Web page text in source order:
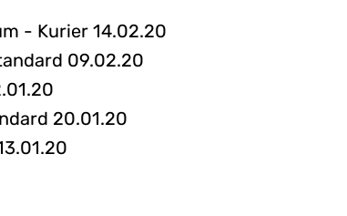
- Kurier 14.02.20
09.02.20
20.01.20